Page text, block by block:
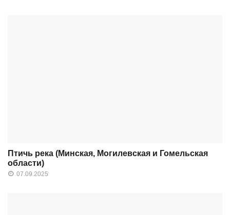
Птичь река (Минская, Могилевская и Гомельская
области)
07.09.2025